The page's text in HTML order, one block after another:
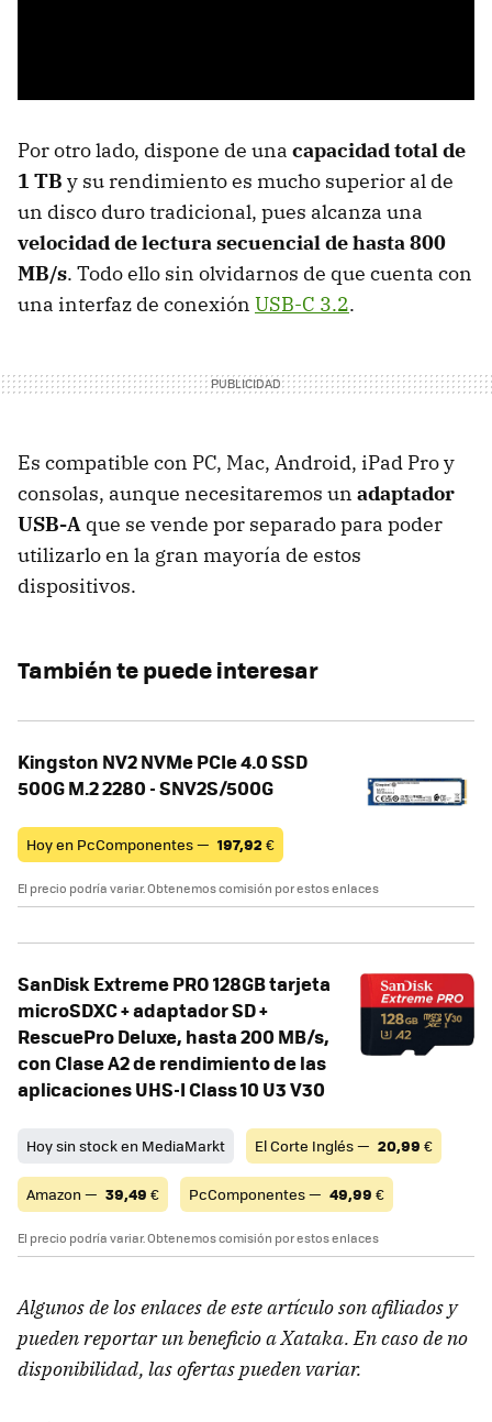
Por otro lado, dispone de una capacidad total de
1 TB y su rendimiento es mucho superior al de
un disco duro tradicional, pues alcanza una
velocidad de lectura secuencial de hasta 800
MB/s. Todo ello sin olvidarnos de que cuenta con
una interfaz de conexión USB-C 3.2.
Es compatible con PC, Mac, Android, iPad Pro y
consolas, aunque necesitaremos un adaptador
USB-A que se vende por separado para poder
utilizarlo en la gran mayoría de estos
dispositivos.
También te puede interesar
Kingston NV2 NVMe PCIe 4.0 SSD
500G M.2 2280 - SNV2S/500G
Hoy en PcComponentes — 197,92 €
El precio podría variar. Obtenemos comisión por estos enlaces
SanDisk Extreme PRO 128GB tarjeta
microSDXC + adaptador SD +
RescuePro Deluxe, hasta 200 MB/s,
con Clase A2 de rendimiento de las
aplicaciones UHS-I Class 10 U3 V30
Hoy sin stock en MediaMarkt El Corte Inglés — 20,99 €
Amazon — 39,49 € PcComponentes — 49,99 €
El precio podría variar. Obtenemos comisión por estos enlaces
Algunos de los enlaces de este artículo son afiliados y
pueden reportar un beneficio a Xataka. En caso de no
disponibilidad, las ofertas pueden variar.